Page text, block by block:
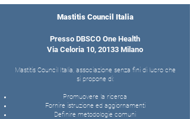
Mastitis Council Italia
Presso DBSCO One Health
Via Celoria 10, 20133 Milano
Mastitis Council Italia, associazione senza fini di lucro che
si propone di:
Promuovere la ricerca
Fornire istruzione ed aggiornamenti
Definire metodologie comuni